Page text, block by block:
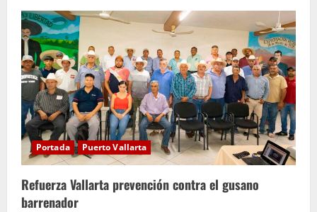
Portada Puerto Vallarta
Refuerza Vallarta prevención contra el gusano
barrenador